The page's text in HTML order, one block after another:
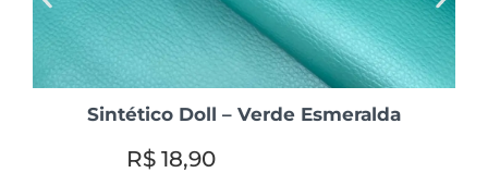
Sintético Doll – Verde Esmeralda
R$18,90